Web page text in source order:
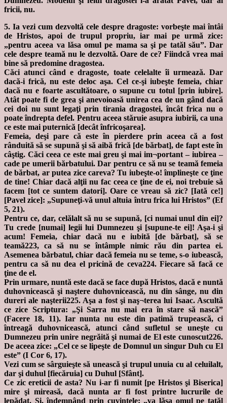
fricii, nu.
5. Ia vezi cum dezvoltă cele despre dragoste: vorbeşte mai întâi
de Hristos, apoi de trupul propriu, iar mai pe urmă zice:
„pentru aceea va lăsa omul pe mama sa şi pe tatăl său”. Dar
cele despre teamă nu le dezvoltă. Oare de ce? Fiindcă vrea mai
bine să predomine dragostea.
Căci atunci când e dragoste, toate celelalte îi urmează. Dar
dacă-i frică, nu este deloc aşa. Cel ce-şi iubeşte femeia, chiar
dacă nu e foarte ascultătoare, o supune cu totul [prin iubire].
Atât poate fi de grea şi anevoioasă unirea cea de un gând dacă
cei doi nu sunt legaţi prin tirania dragostei, încât frica nu o
poate îndrepta defel. Pentru aceea stăruie asupra iubirii, ca una
ce este mai puternică [decât înfricoşarea].
Femeia, deşi pare că este în pierdere prin aceea că a fost
rânduită să se supună şi să aibă frică [de bărbat], de fapt este în
câştig. Căci ceea ce este mai greu şi mai im¬portant – iubirea –
cade pe umerii bărbatului. Dar pentru ce să nu se teamă femeia
de bărbat, ar putea zice careva? Tu iubeşte-o! împlineşte ce ţine
de tine! Chiar dacă alţii nu fac ceea ce ţine de ei, noi trebuie să
facem [tot ce suntem datori]. Oare ce vreau să zic? [Iată ce!]
[Pavel zice]: „Supuneţi-vă unul altuia întru frica lui Hristos” (Ef
5, 21).
Pentru ce, dar, celălalt să nu se supună, [ci numai unul din ei]?
Tu crede [numai] legii lui Dumnezeu şi [supune-te ei]! Aşa-i şi
acum! Femeia, chiar dacă nu e iubită [de bărbat], să se
teamă223, ca să nu se întâmple nimic rău din partea ei.
Asemenea bărbatul, chiar dacă femeia nu se teme, s-o iubească,
pentru ca să nu dea el pricină de ceva224. Fiecare să facă ce
ţine de el.
Prin urmare, nuntă este dacă se face după Hristos, dacă e nuntă
duhovnicească şi naştere duhovnicească, nu din sânge, nu din
dureri ale naşterii225. Aşa a fost şi naş¬terea lui Isaac. Ascultă
ce zice Scriptura: „Şi Sarra nu mai era în stare să nască”
(Facere 18, 11). Iar nunta nu este din patimă trupească, ci
întreagă duhovnicească, atunci când sufletul se uneşte cu
Dumnezeu prin unire negrăită şi numai de El este cunoscut226.
De aceea zice: „Cel ce se lipeşte de Domnul un singur Duh cu El
este” (I Cor 6, 17).
Vezi cum se sârguieşte să unească şi trupul unuia cu al celuilalt,
dar şi duhul [fiecăruia] cu Duhul [Sfânt].
Ce zic ereticii de asta? Nu i-ar fi numit [pe Hristos şi Biserica]
mire şi mireasă, dacă nunta ar fi fost printre lucrurile de
lepădat. Şi, îndemnând prin cuvintele: „va lăsa omul pe tatăl